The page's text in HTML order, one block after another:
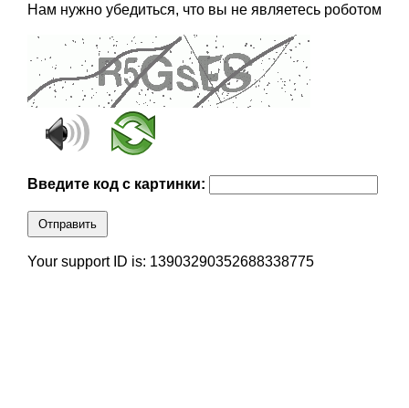
Нам нужно убедиться, что вы не являетесь роботом
Введите код с картинки:
Отправить
Your support ID is: 13903290352688338775